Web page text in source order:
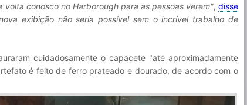
conosco no Harborough para as pessoas verem",disse
exibição não seria possível sem o incrível trabalho de
cuidadosamente o capacete "até aproximadamente
é feito de ferro prateado e dourado, de acordo com o